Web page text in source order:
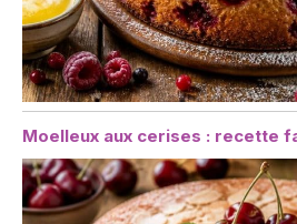
Moelleux aux cerises : recette